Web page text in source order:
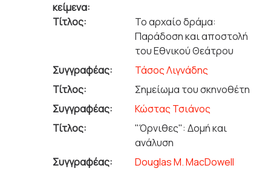
κείμενα:
Τίτλος:
Το αρχαίο δράμα:
Παράδοση και αποστολή
του Εθνικού Θεάτρου
Συγγραφέας:
Τάσος Λιγνάδης
Τίτλος:
Σημείωμα του σκηνοθέτη
Συγγραφέας:
Κώστας Τσιάνος
Τίτλος:
"Όρνιθες": Δομή και
ανάλυση
Συγγραφέας:
Douglas M. MacDowell